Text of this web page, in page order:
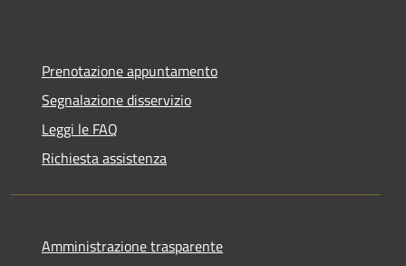
Prenotazione appuntamento
Segnalazione disservizio
Leggi le FAQ
Richiesta assistenza
Amministrazione trasparente